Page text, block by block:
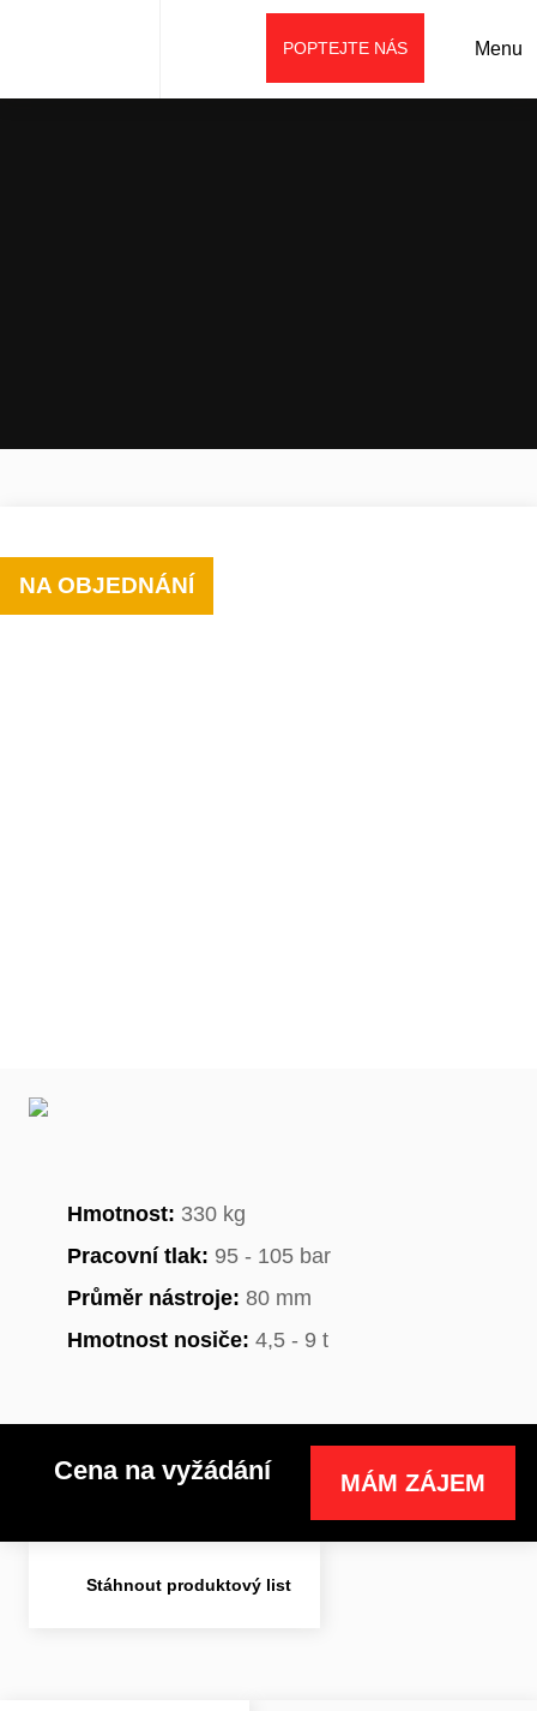
Menu
POPTEJTE NÁS
NA OBJEDNÁNÍ
Hmotnost: 330 kg
Pracovní tlak: 95 - 105 bar
Průměr nástroje: 80 mm
Hmotnost nosiče: 4,5 - 9 t
Cena na vyžádání MÁM ZÁJEM
Stáhnout produktový list